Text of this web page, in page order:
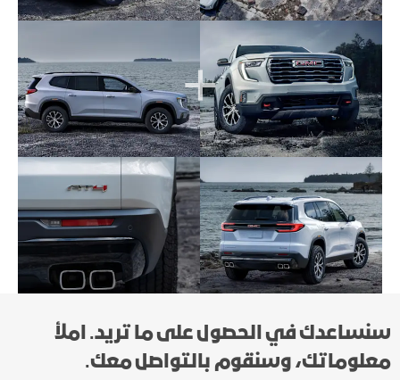
سنساعدك في الحصول على ما تريد. املأ
معلوماتك، وسنقوم بالتواصل معك.